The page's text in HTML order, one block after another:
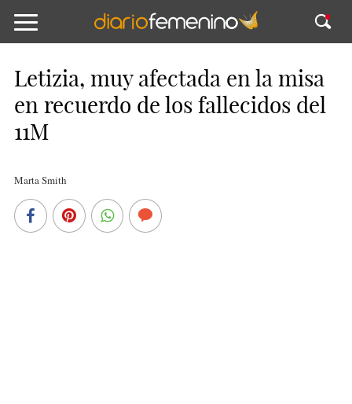
Letizia, muy afectada en la misa
en recuerdo de los fallecidos del
11M
Marta Smith